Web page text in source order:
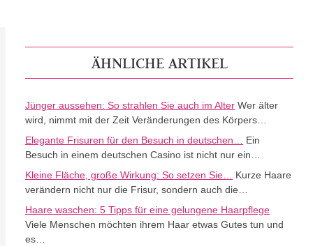
ÄHNLICHE ARTIKEL
Jünger aussehen: So strahlen Sie auch im Alter Wer älter
wird, nimmt mit der Zeit Veränderungen des Körpers…
Elegante Frisuren für den Besuch in deutschen…
Ein
Besuch in einem deutschen Casino ist nicht nur ein…
Kleine Fläche, große Wirkung: So setzen Sie…
Kurze Haare
verändern nicht nur die Frisur, sondern auch die…
Haare waschen: 5 Tipps für eine gelungene Haarpflege
Viele Menschen möchten ihrem Haar etwas Gutes tun und
es…